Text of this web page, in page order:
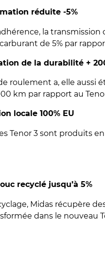
réduite -5%
la
de 5% par
de la durabilité +
roulement a, elle
km par rapport au
locale 100% EU
Tenor 3 sont produits
recyclé jusqu’à 5%
Midas récupère
dans le nouveau